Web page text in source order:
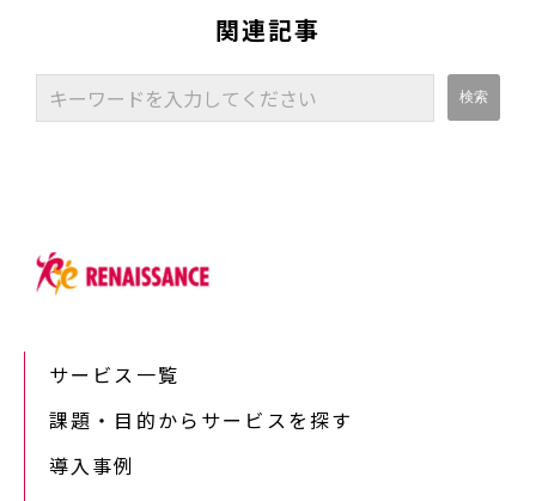
関連記事
サービス一覧
課題・目的からサービスを探す
導入事例